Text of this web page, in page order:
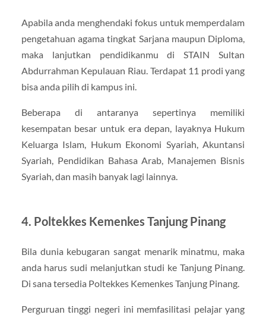
Apabila anda menghendaki fokus untuk memperdalam
pengetahuan agama tingkat Sarjana maupun Diploma,
maka lanjutkan pendidikanmu di STAIN Sultan
Abdurrahman Kepulauan Riau. Terdapat 11 prodi yang
bisa anda pilih di kampus ini.
Beberapa di antaranya sepertinya memiliki
kesempatan besar untuk era depan, layaknya Hukum
Keluarga Islam, Hukum Ekonomi Syariah, Akuntansi
Syariah, Pendidikan Bahasa Arab, Manajemen Bisnis
Syariah, dan masih banyak lagi lainnya.
4. Poltekkes Kemenkes Tanjung Pinang
Bila dunia kebugaran sangat menarik minatmu, maka
anda harus sudi melanjutkan studi ke Tanjung Pinang.
Di sana tersedia Poltekkes Kemenkes Tanjung Pinang.
Perguruan tinggi negeri ini memfasilitasi pelajar yang